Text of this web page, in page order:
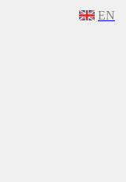
EN